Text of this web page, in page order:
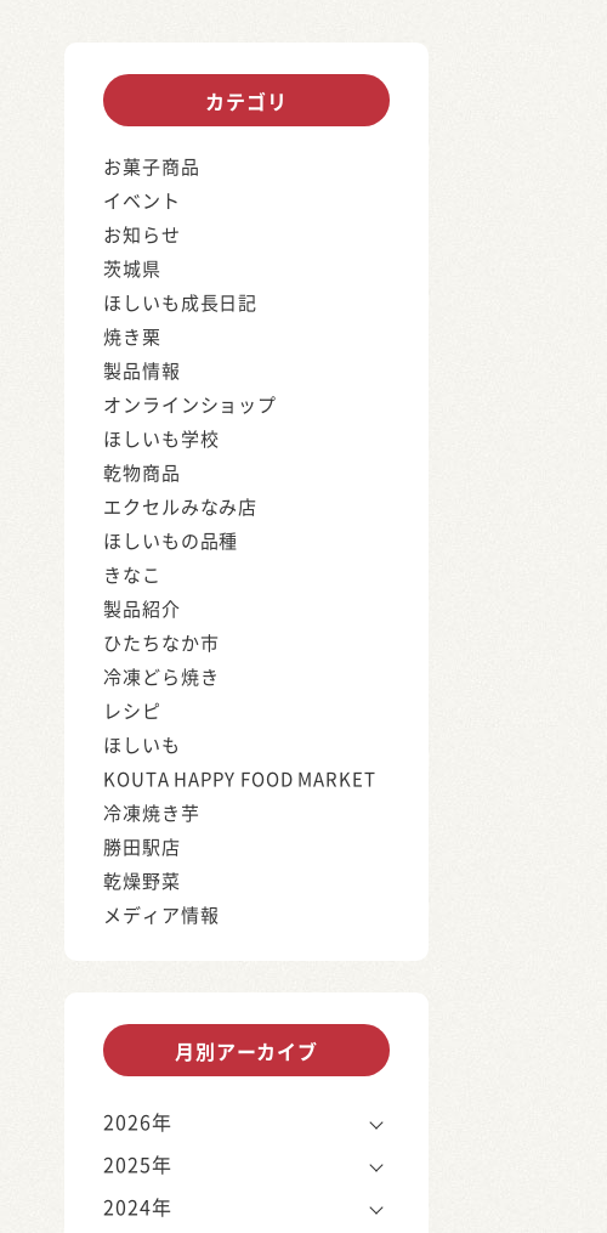
カテゴリ
お菓子商品
イベント
お知らせ
茨城県
ほしいも成長日記
焼き栗
製品情報
オンラインショップ
ほしいも学校
乾物商品
エクセルみなみ店
ほしいもの品種
きなこ
製品紹介
ひたちなか市
冷凍どら焼き
レシピ
ほしいも
KOUTA HAPPY FOOD MARKET
冷凍焼き芋
勝田駅店
乾燥野菜
メディア情報
月別アーカイブ
2026年
2025年
2024年